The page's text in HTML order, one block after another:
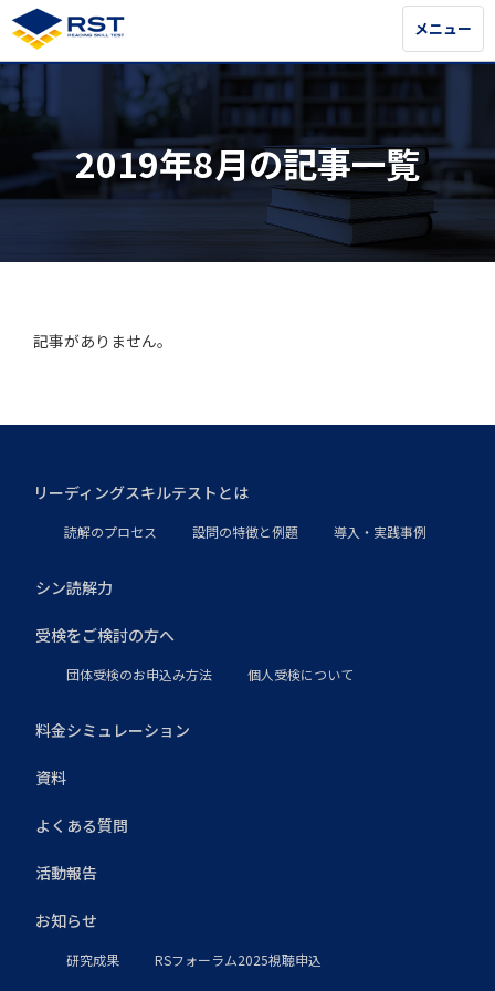
メニュー
メニュー
2019年8月の記事一覧
記事がありません。
リーディングスキルテストとは
読解のプロセス 設問の特徴と例題 導入・実践事例
シン読解力
受検をご検討の方へ
団体受検のお申込み方法 個人受検について
料金シミュレーション
資料
よくある質問
活動報告
お知らせ
研究成果 RSフォーラム2025視聴申込